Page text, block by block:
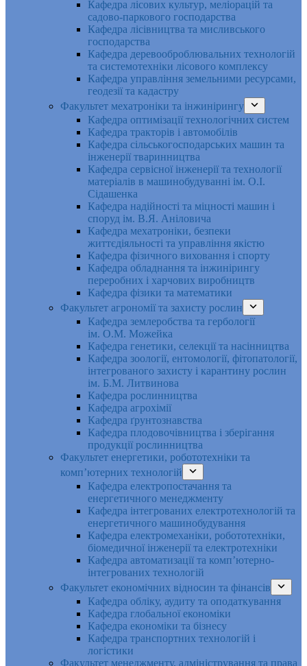
Кафедра лісових культур, меліорацій та
садово-паркового господарства
Кафедра лісівництва та мисливського
господарства
Кафедра деревооброблювальних технологій
та системотехніки лісового комплексу
Кафедра управління земельними ресурсами,
геодезії та кадастру
Факультет мехатроніки та інжинірингу
Кафедра оптимізації технологічних систем
Кафедра тракторів і автомобілів
Кафедра сільськогосподарських машин та
інженерії тваринництва
Кафедра cервісної інженерії та технології
матеріалів в машинобудуванні ім. О.І.
Сідашенка
Кафедра надійності та міцності машин і
споруд ім. В.Я. Аніловича
Кафедра мехатроніки, безпеки
життєдіяльності та управління якістю
Кафедра фізичного виховання і спорту
Кафедра обладнання та інжинірингу
переробних і харчових виробництв
Кафедра фізики та математики
Факультет агрономії та захисту рослин
Кафедра землеробства та гербології
ім. О.М. Можейка
Кафедра генетики, селекції та насінництва
Кафедра зоології, ентомології, фітопатології,
інтегрованого захисту і карантину рослин
ім. Б.М. Литвинова
Кафедра рослинництва
Кафедра агрохімії
Кафедра ґрунтознавства
Кафедра плодовочівництва і зберігання
продукції рослинництва
Факультет енергетики, робототехніки та
комп’ютерних технологій
Кафедра електропостачання та
енергетичного менеджменту
Кафедра інтегрованих електротехнологій та
енергетичного машинобудування
Кафедра електромеханіки, робототехніки,
біомедичної інженерії та електротехніки
Кафедра автоматизації та комп’ютерно-
інтегрованих технологій
Факультет економічних відносин та фінансів
Кафедра обліку, аудиту та оподаткування
Кафедра глобальної економіки
Кафедра економіки та бізнесу
Кафедра транспортних технологій і
логістики
Факультет менеджменту, адміністрування та права